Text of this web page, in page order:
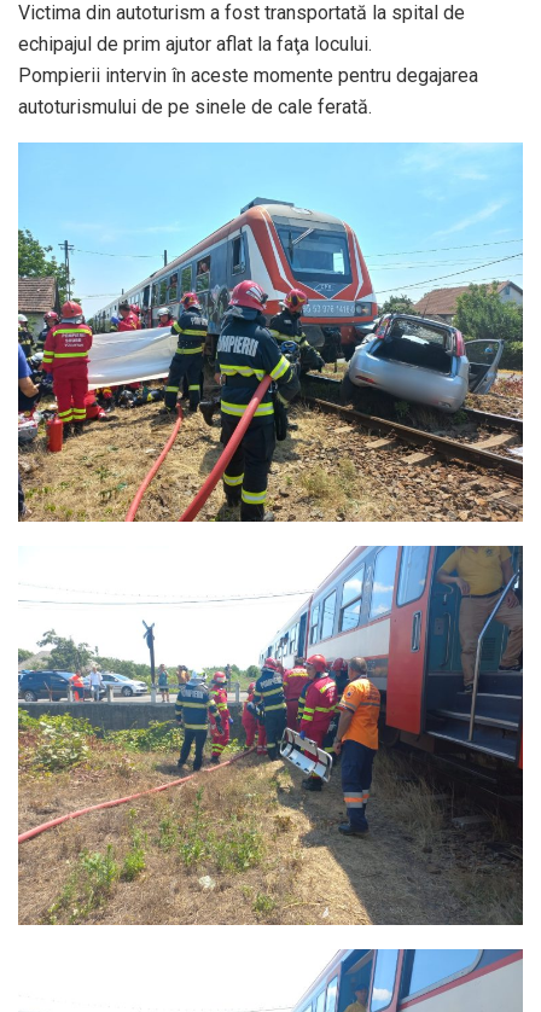
Victima din autoturism a fost transportată la spital de
echipajul de prim ajutor aflat la faţa locului.
Pompierii intervin în aceste momente pentru degajarea
autoturismului de pe sinele de cale ferată.